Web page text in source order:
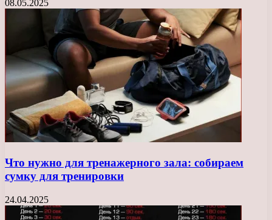
08.05.2025
Что нужно для тренажерного зала: собираем
сумку для тренировки
24.04.2025